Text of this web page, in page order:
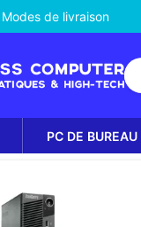
Modes de livraison
PC DE BUREAU